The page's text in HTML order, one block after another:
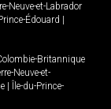
Neuve-et-Labrador
Édouard
Britannique
Neuve-et-
Île-du-Prince-